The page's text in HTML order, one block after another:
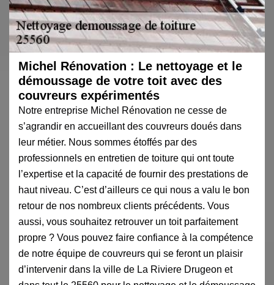
Michel Rénovation : Le nettoyage et le
démoussage de votre toit avec des
couvreurs expérimentés
Notre entreprise Michel Rénovation ne cesse de
s’agrandir en accueillant des couvreurs doués dans
leur métier. Nous sommes étoffés par des
professionnels en entretien de toiture qui ont toute
l’expertise et la capacité de fournir des prestations de
haut niveau. C’est d’ailleurs ce qui nous a valu le bon
retour de nos nombreux clients précédents. Vous
aussi, vous souhaitez retrouver un toit parfaitement
propre ? Vous pouvez faire confiance à la compétence
de notre équipe de couvreurs qui se feront un plaisir
d’intervenir dans la ville de La Riviere Drugeon et